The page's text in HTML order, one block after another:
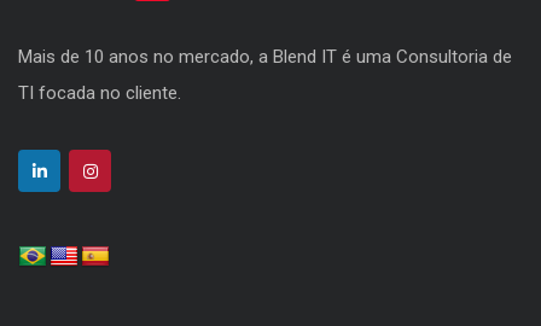
Mais de 10 anos no mercado, a Blend IT é uma Consultoria de
TI focada no cliente.